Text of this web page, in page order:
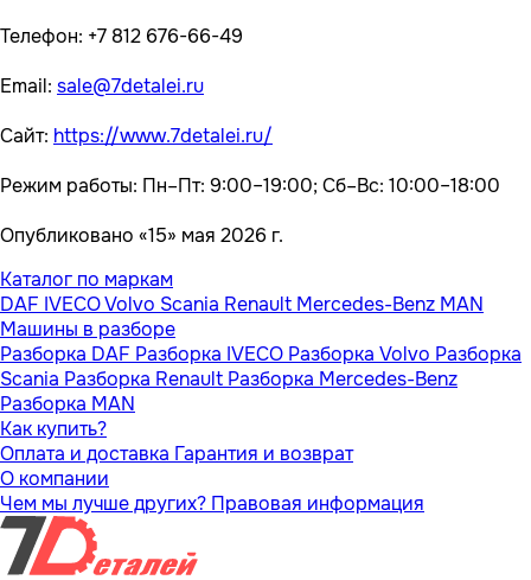
Телефон: +7 812 676-66-49
Email: sale@7detalei.ru
Сайт: https://www.7detalei.ru/
Режим работы: Пн–Пт: 9:00–19:00; Сб–Вс: 10:00–18:00
Опубликовано «15» мая 2026 г.
Каталог по маркам
DAF IVECOVolvo Scania Renault Mercedes-Benz MAN
Машины в разборе
Разборка DAF Разборка IVECO Разборка Volvo Разборка
Scania Разборка Renault Разборка Mercedes-Benz
Разборка MAN
Как купить?
Оплата и доставка Гарантия и возврат
О компании
Чем мы лучше других? Правовая информация